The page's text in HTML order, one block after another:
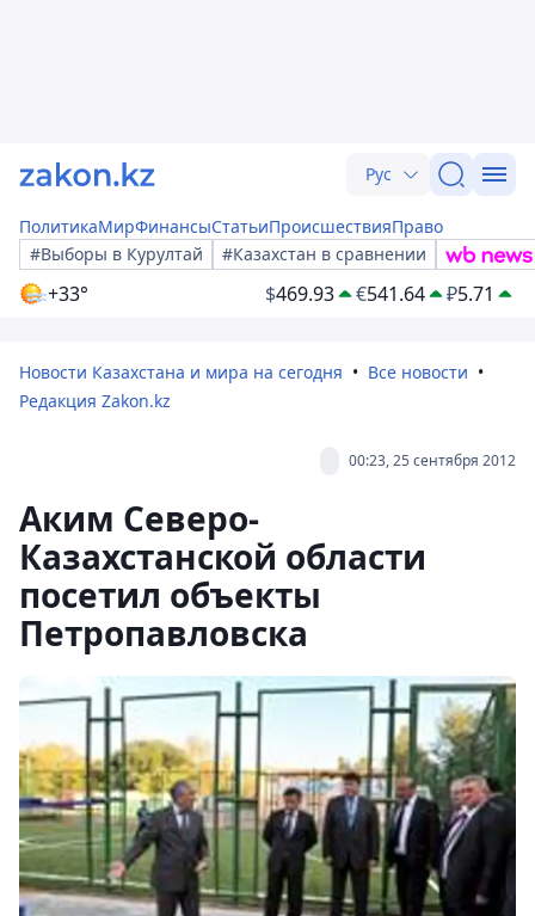
Рус
ПолитикаМирФинансыСтатьиПроисшествияПраво
#Выборы в Курултай
#Казахстан в сравнении
+33° $469.93 €541.64 ₽5.71
Новости Казахстана и мира на сегодня
Все новости
Редакция Zakon.kz
00:23, 25 сентября 2012
Аким Северо-
Казахстанской области
посетил объекты
Петропавловска